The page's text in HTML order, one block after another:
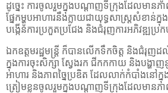
ដូច្នេះ ការចូលរួមក្នុងបណ្តាញទីក្រុងដែល​មាន​
ផ្នែក​ម្ហូប​អាហារ​ នឹងក្លាយជាយុទ្ធសាស្ត្រសំខាន់
បង្កើនការប្រកួតប្រជែង និងជំរុញការអភិវឌ្ឍប្
ឯកឧត្តមរដ្ឋមន្ត្រី ក៏​បានលើក​ទឹក​ចិត្ត និង​ជំរុញ​ដ
ក្នុងការចុះសិក្សា ស្វែងរក ជីក​​កកាយ និងបង្ហា
អាហារ និងភាពច្នៃប្រឌិត ដែលលាក់កំបាំងនៅក្នុ
ត្រៀមខ្លួនចូលរួមក្នុងបណ្តាញទីក្រុងដែល​មាន​ភា